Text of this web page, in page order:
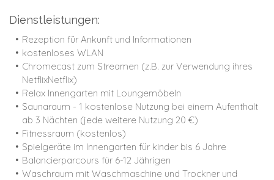
Dienstleistungen:
Rezeption für Ankunft und Informationen
kostenloses WLAN
Chromecast zum Streamen (z.B. zur Verwendung ihres
NetflixNetflix)
Relax Innengarten mit Loungemöbeln
Saunaraum - 1 kostenlose Nutzung bei einem Aufenthalt
ab 3 Nächten (jede weitere Nutzung 20 €)
Fitnessraum (kostenlos)
Spielgeräte im Innengarten für kinder bis 6 Jahre
Balancierparcours für 6-12 Jährigen
Waschraum mit Waschmaschine und Trockner und